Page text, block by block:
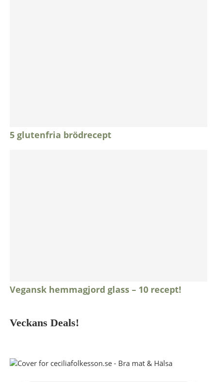
5 glutenfria brödrecept
Vegansk hemmagjord glass – 10 recept!
Veckans Deals!